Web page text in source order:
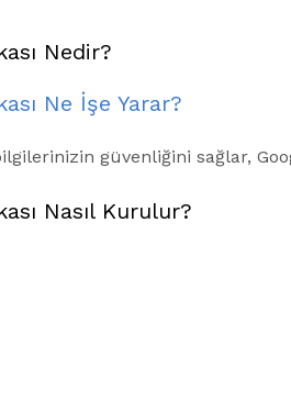
Nedir?
Ne İşe Yarar?
güvenliğini sağlar,
Nasıl Kurulur?